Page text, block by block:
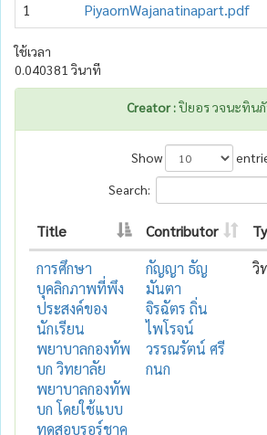
1
PiyaornWajanatinapart.pdf
ใช้เวลา
0.040381 วินาที
Creator :ปิยอร วจนะทิน
Show
Search:
Title Contributor
การศึกษา
บุคลิกภาพที่พึง
ประสงค์ของ
นักเรียน
พยาบาลกองทัพ
บก วิทยาลัย
พยาบาลกองทัพ
บก โดยใช้แบบ
ทดสอบรอร์ชาค
กัญญา ธัญ
มันตา
จิรฉัตร ถิ่น
ไพโรจน์
วรรณรัตน์ ศรี
กนก
วิ